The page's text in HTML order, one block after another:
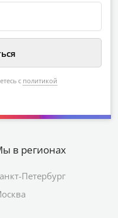
с политикой
в регионах
Петербург